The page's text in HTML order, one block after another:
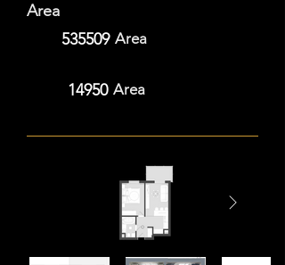
Area
535509 Area
14950 Area